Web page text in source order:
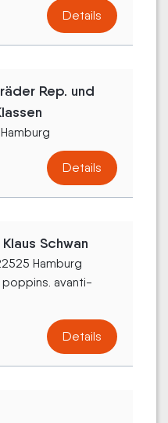
Details
Rep. und
Details
Schwan
Hamburg
poppins. avanti-
Details